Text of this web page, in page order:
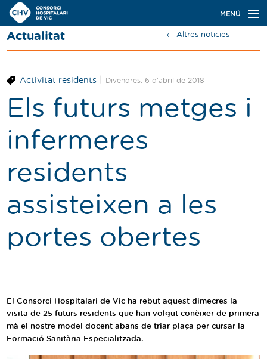
Navegació
principal
MENÚ
Actualitat
Oferta de places
Ser resident
Contacte
Cercador
Català Castellano
Segueix-nos:
Actualitat ← Altres notícies
Activitat residents| Divendres, 6 d'abril de 2018
Els futurs metges i
infermeres
residents
assisteixen a les
portes obertes
El Consorci Hospitalari de Vic ha rebut aquest dimecres la
visita de 25 futurs residents que han volgut conèixer de primera
mà el nostre model docent abans de triar plaça per cursar la
Formació Sanitària Especialitzada.